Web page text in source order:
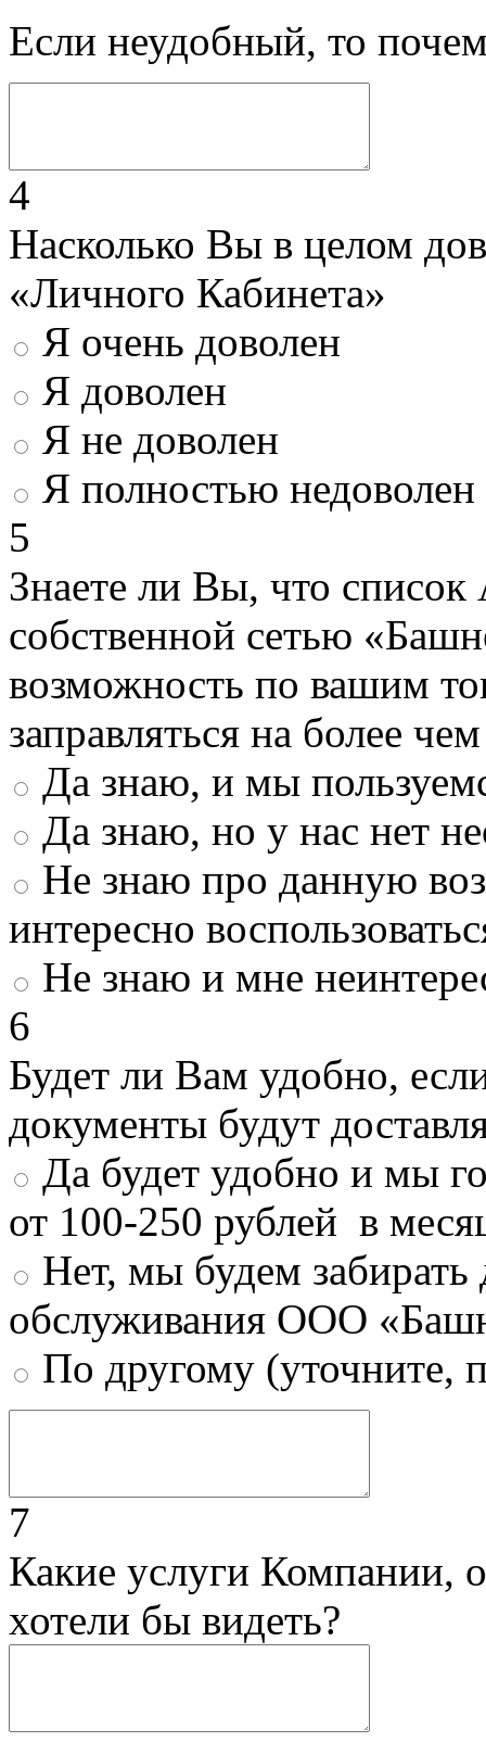
Если неудобный, то
4
Насколько Вы в целом
«Личного Кабинета»
Я очень доволен
Я доволен
Я не доволен
Я полностью недоволен
5
Знаете ли Вы, что
собственной сетью
возможность по вашим
заправляться на более
Да знаю, и мы
Да знаю, но у нас нет
Не знаю про данную
интересно
Не знаю и мне
6
Будет ли Вам удобно,
документы будут
Да будет удобно и мы
от 100-250 рублей в
Нет, мы будем
обслуживания ООО
По другому (уточните,
7
Какие услуги Компании,
хотели бы видеть?